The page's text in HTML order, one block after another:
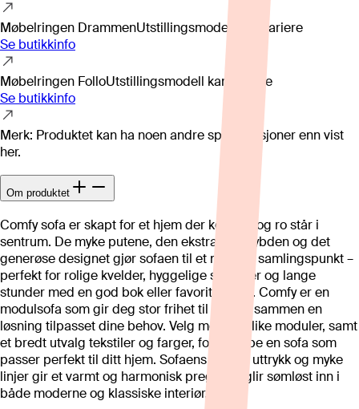
Møbelringen DrammenUtstillingsmodell kan variere
Se butikkinfo
Møbelringen FolloUtstillingsmodell kan variere
Se butikkinfo
Merk: Produktet kan ha noen andre spesifikasjoner enn vist
her.
Om produktet
Comfy sofa er skapt for et hjem der komfort og ro står i
sentrum. De myke putene, den ekstra sittedybden og det
generøse designet gjør sofaen til et naturlig samlingspunkt –
perfekt for rolige kvelder, hyggelige samtaler og lange
stunder med en god bok eller favorittserien. Comfy er en
modulsofa som gir deg stor frihet til å sette sammen en
løsning tilpasset dine behov. Velg mellom ulike moduler, samt
et bredt utvalg tekstiler og farger, for å skape en sofa som
passer perfekt til ditt hjem. Sofaens tidløse uttrykk og myke
linjer gir et varmt og harmonisk preg som glir sømløst inn i
både moderne og klassiske interiør.